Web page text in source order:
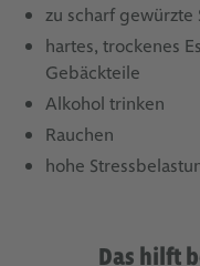
zu scharf gewürzte
hartes, trockenes
Gebäckteile
Alkohol trinken
Rauchen
hohe
Das hilft